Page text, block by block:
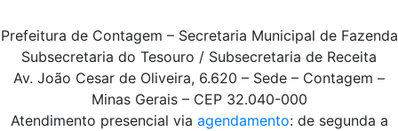
Prefeitura de Contagem – Secretaria Municipal de Fazenda
Subsecretaria do Tesouro / Subsecretaria de Receita
Av. João Cesar de Oliveira, 6.620 – Sede – Contagem –
Minas Gerais – CEP 32.040-000
Atendimento presencial via agendamento: de segunda a